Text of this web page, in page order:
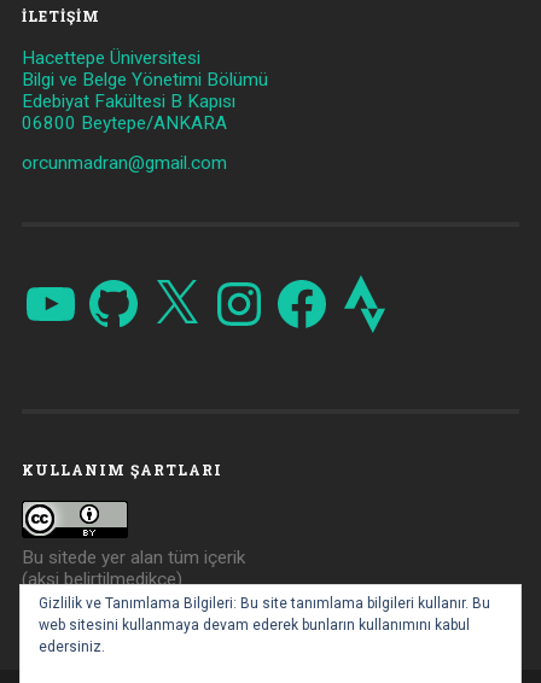
İLETIŞIM
Hacettepe Üniversitesi
Bilgi ve Belge Yönetimi Bölümü
Edebiyat Fakültesi B Kapısı
06800 Beytepe/ANKARA
orcunmadran@gmail.com
YouTube GitHub X InstagramFacebook Strava
KULLANIM ŞARTLARI
Bu sitede yer alan tüm içerik
(aksi belirtilmedikçe)
Creative Commons Atıf 4.0
ile lisanslanmıştır.
Gizlilik ve Tanımlama Bilgileri: Bu site tanımlama bilgileri kullanır. Bu
web sitesini kullanmaya devam ederek bunların kullanımını kabul
edersiniz.